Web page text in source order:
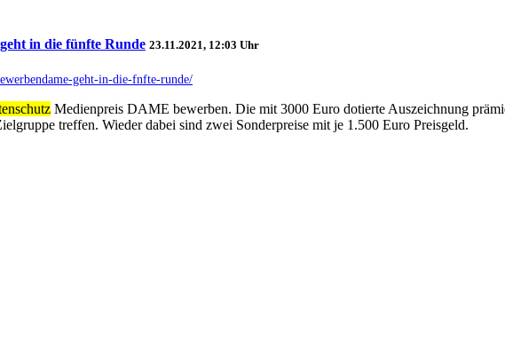
in die fünfte Runde 23.11.2021, 12:03 Uhr
geht-in-die-fnfte-runde/
Medienpreis DAME bewerben. Die mit 3000 Euro dotierte Auszeichnung
treffen. Wieder dabei sind zwei Sonderpreise mit je 1.500 Euro Preisgeld.